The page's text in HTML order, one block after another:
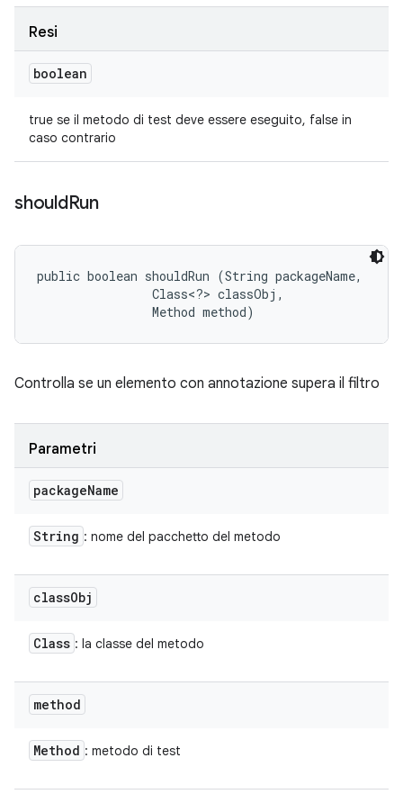
Resi
boolean
true se il metodo di test deve essere eseguito, false in
caso contrario
shouldRun
public boolean shouldRun (String packageName,
                Class<?> classObj,
                Method method)
Controlla se un elemento con annotazione supera il filtro
Parametri
packageName
String : nome del pacchetto del metodo
classObj
Class : la classe del metodo
method
Method : metodo di test